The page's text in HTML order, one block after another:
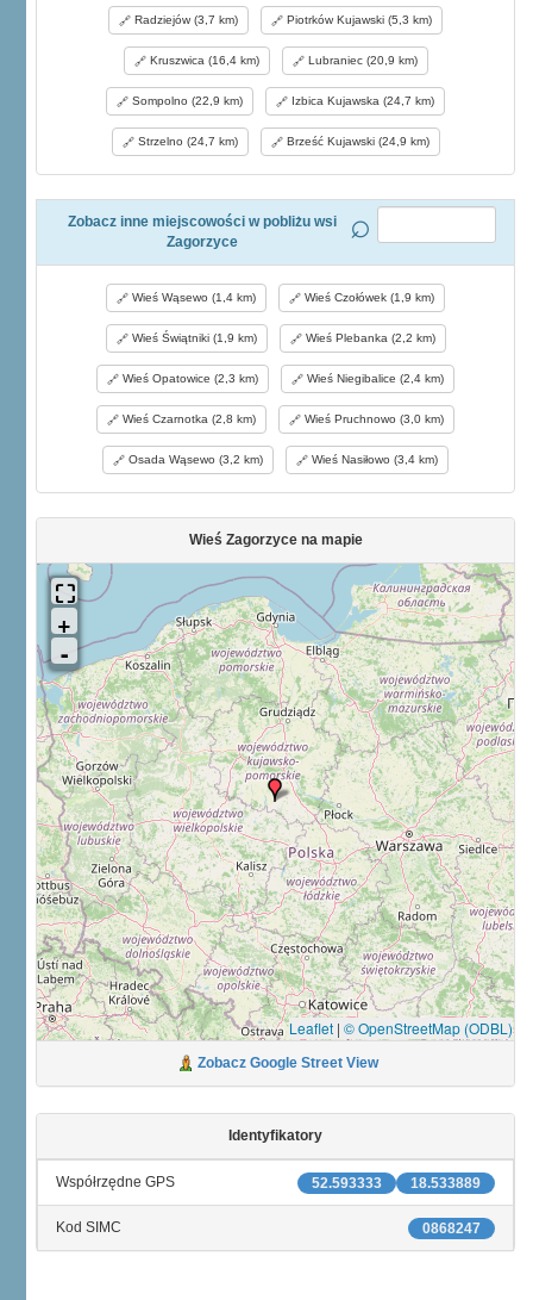
Radziejów (3,7 km) Piotrków Kujawski (5,3 km)
Kruszwica (16,4 km) Lubraniec (20,9 km)
Sompolno (22,9 km) Izbica Kujawska (24,7 km)
Strzelno (24,7 km) Brześć Kujawski (24,9 km)
Zobacz inne miejscowości w pobliżu wsi
Zagorzyce
Wieś Wąsewo (1,4 km) Wieś Czołówek (1,9 km)
Wieś Świątniki (1,9 km) Wieś Plebanka (2,2 km)
Wieś Opatowice (2,3 km) Wieś Niegibalice (2,4 km)
Wieś Czarnotka (2,8 km) Wieś Pruchnowo (3,0 km)
Osada Wąsewo (3,2 km) Wieś Nasiłowo (3,4 km)
Wieś Zagorzyce na mapie
Leaflet | © OpenStreetMap (ODBL)
Zobacz Google Street View
Identyfikatory
18.533889
52.593333
Współrzędne GPS
0868247
Kod SIMC